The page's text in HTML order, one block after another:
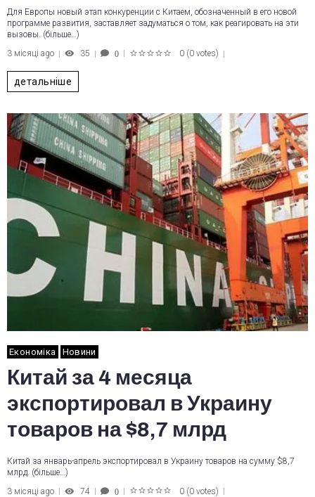
Для Европы новый этап конкуренции с Китаем, обозначенный в его новой
программе развития, заставляет задуматься о том, как реагировать на эти
вызовы. (більше…)
3 місяці ago
35 0 0 (0 votes)
детальніше
Економіка Новини
Китай за 4 месяца
экспортировал в Украину
товаров на $8,7 млрд
Китай за январь-апрель экспортировал в Украину товаров на сумму $8,7
млрд. (більше…)
3 місяці ago
74 0 0 (0 votes)